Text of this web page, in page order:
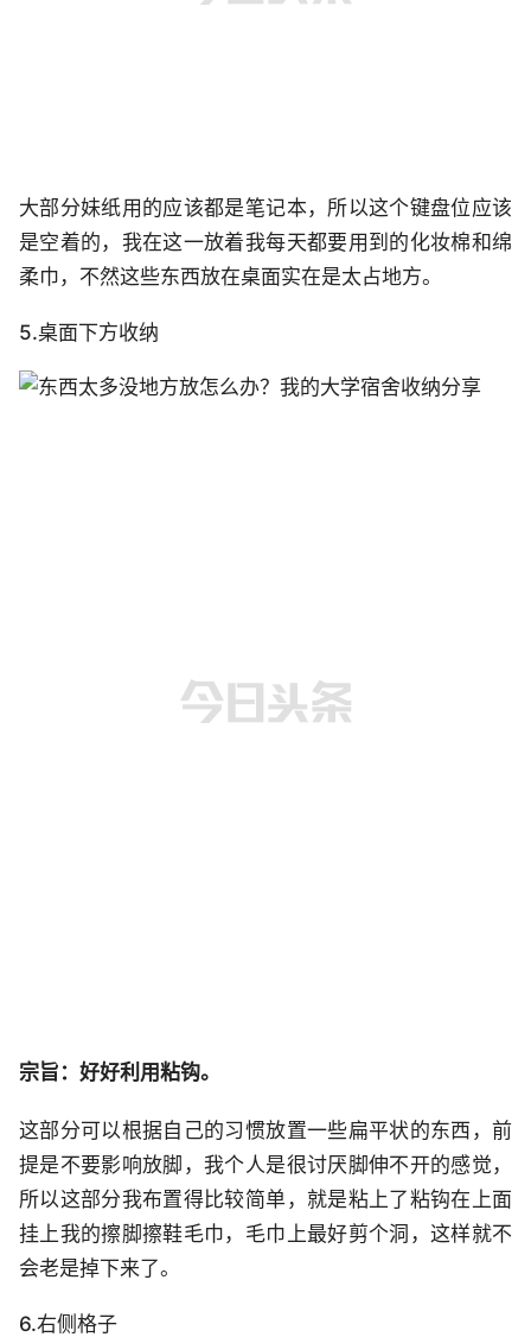
大部分妹纸用的应该都是笔记本，所以这个键盘位应该
是空着的，我在这一放着我每天都要用到的化妆棉和绵
柔巾，不然这些东西放在桌面实在是太占地方。
5.桌面下方收纳
宗旨：好好利用粘钩。
这部分可以根据自己的习惯放置一些扁平状的东西，前
提是不要影响放脚，我个人是很讨厌脚伸不开的感觉，
所以这部分我布置得比较简单，就是粘上了粘钩在上面
挂上我的擦脚擦鞋毛巾，毛巾上最好剪个洞，这样就不
会老是掉下来了。
6.右侧格子